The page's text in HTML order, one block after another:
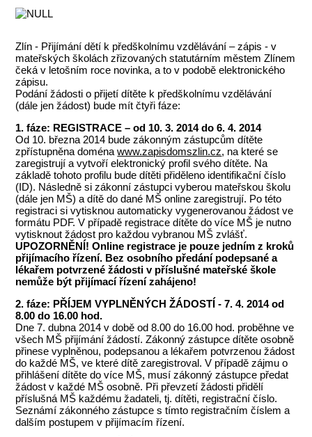
Zlín - Přijímání dětí k předškolnímu vzdělávání – zápis - v
mateřských školách zřizovaných statutárním městem Zlínem
čeká v letošním roce novinka, a to v podobě elektronického
zápisu.
Podání žádosti o přijetí dítěte k předškolnímu vzdělávání
(dále jen žádost) bude mít čtyři fáze:
1. fáze: REGISTRACE – od 10. 3. 2014 do 6. 4. 2014
Od 10. března 2014 bude zákonným zástupcům dítěte
zpřístupněna doménawww.zapisdomszlin.cz, na které se
zaregistrují a vytvoří elektronický profil svého dítěte. Na
základě tohoto profilu bude dítěti přiděleno identifikační číslo
(ID). Následně si zákonní zástupci vyberou mateřskou školu
(dále jen MŠ) a dítě do dané MŠ online zaregistrují. Po této
registraci si vytisknou automaticky vygenerovanou žádost ve
formátu PDF. V případě registrace dítěte do více MŠ je nutno
vytisknout žádost pro každou vybranou MŠ zvlášť.
UPOZORNĚNÍ! Online registrace je pouze jedním z kroků
přijímacího řízení. Bez osobního předání podepsané a
lékařem potvrzené žádosti v příslušné mateřské škole
nemůže být přijímací řízení zahájeno!
2. fáze: PŘÍJEM VYPLNĚNÝCH ŽÁDOSTÍ - 7. 4. 2014 od
8.00 do 16.00 hod.
Dne 7. dubna 2014 v době od 8.00 do 16.00 hod. proběhne ve
všech MŠ přijímání žádostí. Zákonný zástupce dítěte osobně
přinese vyplněnou, podepsanou a lékařem potvrzenou žádost
do každé MŠ, ve které dítě zaregistroval. V případě zájmu o
přihlášení dítěte do více MŠ, musí zákonný zástupce předat
žádost v každé MŠ osobně. Při převzetí žádosti přidělí
příslušná MŠ každému žadateli, tj. dítěti, registrační číslo.
Seznámí zákonného zástupce s tímto registračním číslem a
dalším postupem v přijímacím řízení.